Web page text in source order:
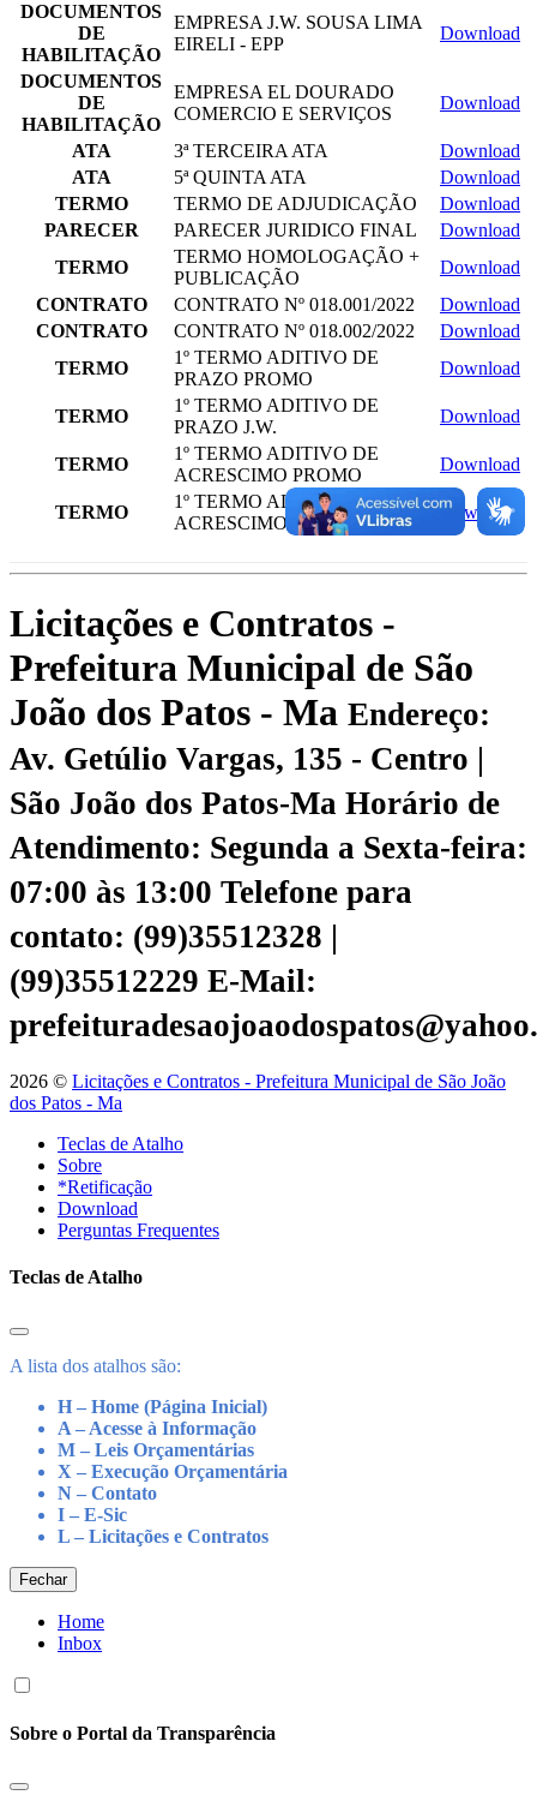
DOCUMENTOS
DE
HABILITAÇÃO
EMPRESA J.W. SOUSA LIMA
EIRELI - EPP
Download
DOCUMENTOS
DE
HABILITAÇÃO
EMPRESA EL DOURADO
COMERCIO E SERVIÇOS
Download
ATA 3ª TERCEIRA ATA
Download
ATA
5ª QUINTA ATA
Download
TERMO
TERMO DE ADJUDICAÇÃO
Download
PARECER
PARECER JURIDICO FINAL
Download
TERMO
TERMO HOMOLOGAÇÃO +
PUBLICAÇÃO
Download
CONTRATO
CONTRATO Nº 018.001/2022
Download
CONTRATO
CONTRATO Nº 018.002/2022
Download
TERMO
1º TERMO ADITIVO DE
PRAZO PROMO
Download
TERMO
1º TERMO ADITIVO DE
PRAZO J.W.
Download
TERMO
1º TERMO ADITIVO DE
ACRESCIMO PROMO
Download
TERMO
1º TERMO ADITIVO DE
ACRESCIMO J.W.
Download
Licitações e Contratos -
Prefeitura Municipal de São
João dos Patos - Ma Endereço:
Av. Getúlio Vargas, 135 - Centro |
São João dos Patos-Ma Horário de
Atendimento: Segunda a Sexta-feira:
07:00 às 13:00 Telefone para
contato: (99)35512328 |
(99)35512229 E-Mail:
2026 © Licitações e Contratos - Prefeitura Municipal de São João
dos Patos - Ma
Teclas de Atalho
Sobre
*Retificação
Download
Perguntas Frequentes
Teclas de Atalho
A lista dos atalhos são:
H – Home (Página Inicial)
A – Acesse à Informação
M – Leis Orçamentárias
X – Execução Orçamentária
N – Contato
I – E-Sic
L – Licitações e Contratos
Fechar
Home
Inbox
Sobre o Portal da Transparência